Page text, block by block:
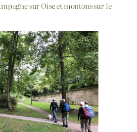
sur Oise et montons sur le